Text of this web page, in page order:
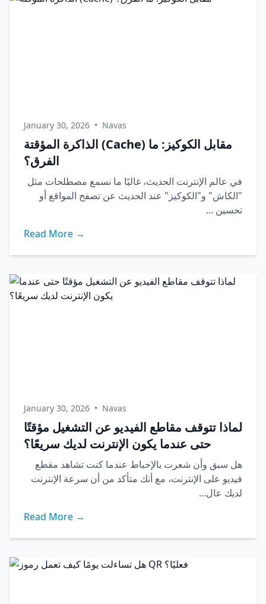
January 30, 2026 • Navas
الذاكرة المؤقتة (Cache) مقابل الكوكيز: ما
الفرق؟
في عالم الإنترنت الحديث، غالبًا ما نسمع مصطلحات مثل
"الكاش" و"الكوكيز" عند الحديث عن تصفح المواقع أو
تحسين ...
Read More →
January 30, 2026 • Navas
لماذا تتوقف مقاطع الفيديو عن التشغيل مؤقتًا
حتى عندما يكون الإنترنت لديك سريعًا؟
هل سبق وأن شعرت بالإحباط عندما كنت تشاهد مقطع
فيديو على الإنترنت، مع أنك متأكد من أن سرعة الإنترنت
لديك عال...
Read More →